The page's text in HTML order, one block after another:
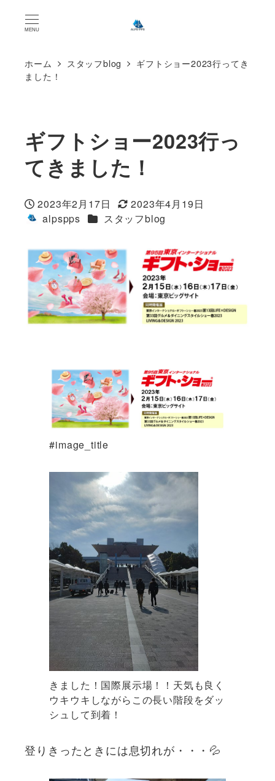
MENU
ホーム スタッフblog
ギフトショー2023行ってき
ました！
ギフトショー2023行っ
てきました！
投稿日
2023年2月17日 更新日
2023年4月19日
著 alpspps カテゴリー
スタッフblog
#image_title
きました！国際展示場！！天気も良く
ウキウキしながらこの長い階段をダッ
シュして到着！
登りきったときには息切れが・・・💦